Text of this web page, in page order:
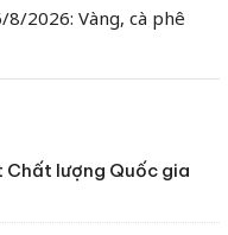
8/2026: Vàng, cà phê
Chất lượng Quốc gia